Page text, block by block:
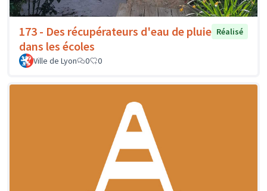
173 - Des récupérateurs d'eau de pluie
dans les écoles
Réalisé
Ville de Lyon 0 0